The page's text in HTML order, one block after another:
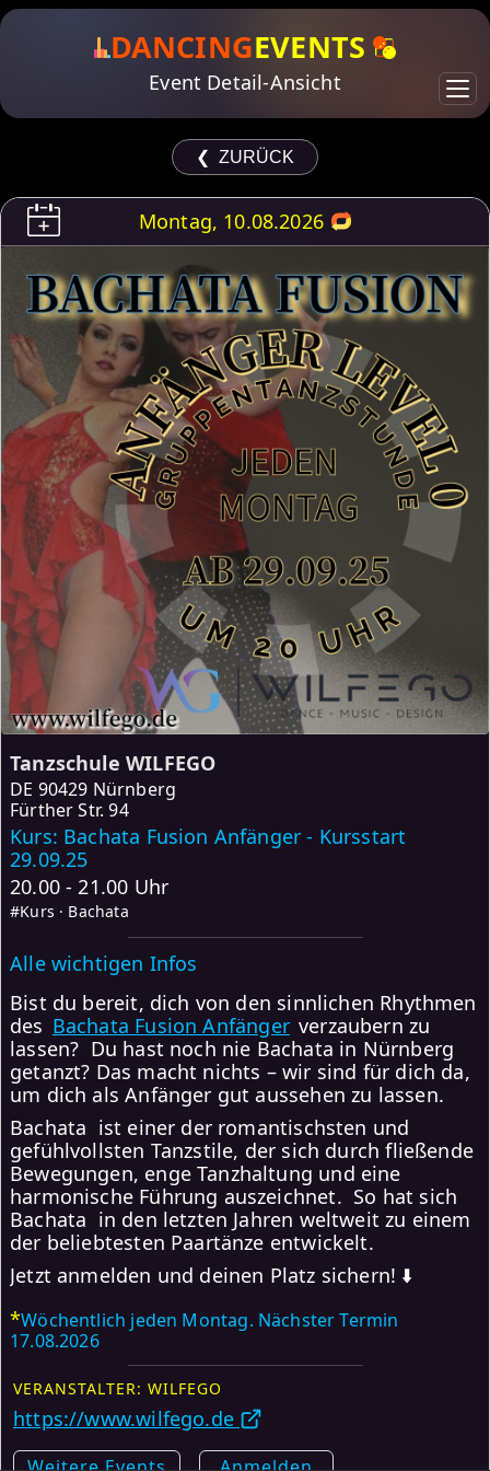
DANCINGEVENTS
Event Detail-Ansicht
❮ ZURÜCK
Montag, 10.08.2026
Tanzschule WILFEGO
DE 90429 Nürnberg
Fürther Str. 94
Kurs: Bachata Fusion Anfänger - Kursstart
29.09.25
20.00 - 21.00 Uhr
#Kurs · Bachata
Alle wichtigen Infos
Bist du bereit, dich von den sinnlichen Rhythmen
des Bachata Fusion Anfänger verzaubern zu
lassen? Du hast noch nie Bachata in Nürnberg
getanzt? Das macht nichts – wir sind für dich da,
um dich als Anfänger gut aussehen zu lassen.
Bachata ist einer der romantischsten und
gefühlvollsten Tanzstile, der sich durch fließende
Bewegungen, enge Tanzhaltung und eine
harmonische Führung auszeichnet. So hat sich
Bachata in den letzten Jahren weltweit zu einem
der beliebtesten Paartänze entwickelt.
Jetzt anmelden und deinen Platz sichern! ⬇️
*Wöchentlich jeden Montag. Nächster Termin
17.08.2026
VERANSTALTER: WILFEGO
https://www.wilfego.de